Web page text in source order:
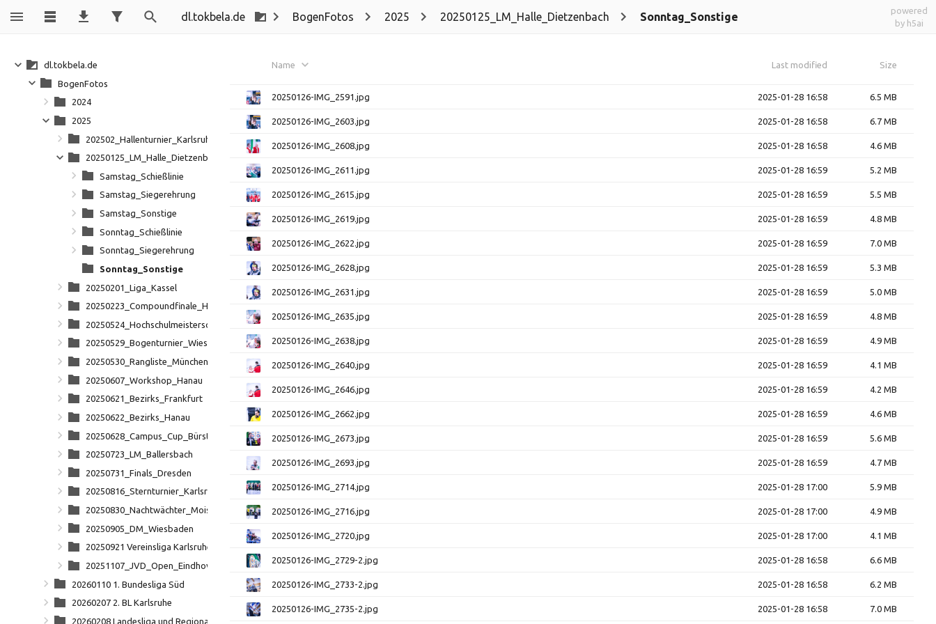
dl.tokbela.de BogenFotos 2025 20250125_LM_Halle_Dietzenbach Sonntag_Sonstige
powered
by h5ai
Name Last modified Size
20250126-IMG_2591.jpg 2025-01-28 16:58 6.5 MB
20250126-IMG_2603.jpg 2025-01-28 16:58 6.7 MB
20250126-IMG_2608.jpg 2025-01-28 16:58 4.6 MB
20250126-IMG_2611.jpg 2025-01-28 16:59 5.2 MB
20250126-IMG_2615.jpg 2025-01-28 16:59 5.5 MB
20250126-IMG_2619.jpg 2025-01-28 16:59 4.8 MB
20250126-IMG_2622.jpg 2025-01-28 16:59 7.0 MB
20250126-IMG_2628.jpg 2025-01-28 16:59 5.3 MB
20250126-IMG_2631.jpg 2025-01-28 16:59 5.0 MB
20250126-IMG_2635.jpg 2025-01-28 16:59 4.8 MB
20250126-IMG_2638.jpg 2025-01-28 16:59 4.9 MB
20250126-IMG_2640.jpg 2025-01-28 16:59 4.1 MB
20250126-IMG_2646.jpg 2025-01-28 16:59 4.2 MB
20250126-IMG_2662.jpg 2025-01-28 16:59 4.6 MB
20250126-IMG_2673.jpg 2025-01-28 16:59 5.6 MB
20250126-IMG_2693.jpg 2025-01-28 16:59 4.7 MB
20250126-IMG_2714.jpg 2025-01-28 17:00 5.9 MB
20250126-IMG_2716.jpg 2025-01-28 17:00 4.9 MB
20250126-IMG_2720.jpg 2025-01-28 17:00 4.1 MB
20250126-IMG_2729-2.jpg 2025-01-28 16:58 6.6 MB
20250126-IMG_2733-2.jpg 2025-01-28 16:58 6.2 MB
20250126-IMG_2735-2.jpg 2025-01-28 16:58 7.0 MB
dl.tokbela.de
BogenFotos
2024
2025
202502_Hallenturnier_Karlsruhe
20250125_LM_Halle_Dietzenbach
Samstag_Schießlinie
Samstag_Siegerehrung
Samstag_Sonstige
Sonntag_Schießlinie
Sonntag_Siegerehrung
Sonntag_Sonstige
20250201_Liga_Kassel
20250223_Compoundfinale_Hessen-Württemberg
20250524_Hochschulmeisterschaft_Karlsruhe
20250529_Bogenturnier_Wiesental
20250530_Rangliste_München
20250607_Workshop_Hanau
20250621_Bezirks_Frankfurt
20250622_Bezirks_Hanau
20250628_Campus_Cup_Bürstadt
20250723_LM_Ballersbach
20250731_Finals_Dresden
20250816_Sternturnier_Karlsruhe
20250830_Nachtwächter_Moischt
20250905_DM_Wiesbaden
20250921 Vereinsliga Karlsruhe
20251107_JVD_Open_Eindhoven
20260110 1. Bundesliga Süd
20260207 2. BL Karlsruhe
20260208 Landesliga und Regionalliga Karlsruhe